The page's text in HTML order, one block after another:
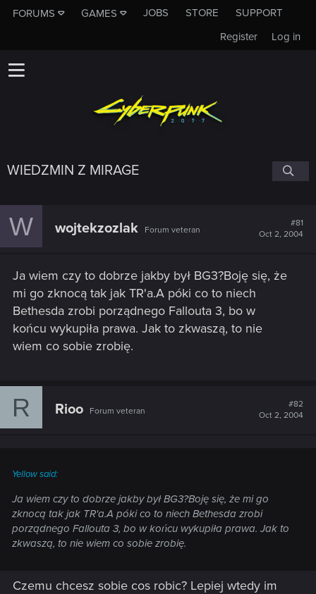
FORUMS GAMES JOBS STORE
SUPPORT
Log in
Register
WIEDZMIN Z MIRAGE
W wojtekzozlak Forum veteran
#81
Oct 2, 2004
Ja wiem czy to dobrze jakby był BG3?Boję się, że
mi go zknocą tak jak TR'a.A póki co to niech
Bethesda zrobi porządnego Fallouta 3, bo w
końcu wykupiła prawa. Jak to zkwaszą, to nie
wiem co sobie zrobię.
R Rioo Forum veteran
#82
Oct 2, 2004
Yellow said:
Ja wiem czy to dobrze jakby był BG3?Boję się, że mi go
zknocą tak jak TR'a.A póki co to niech Bethesda zrobi
porządnego Fallouta 3, bo w końcu wykupiła prawa. Jak to
zkwaszą, to nie wiem co sobie zrobię.
Czemu chcesz sobie cos robic? Lepiej wtedy im